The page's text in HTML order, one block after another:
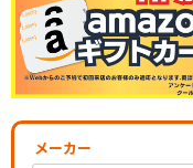
メーカー